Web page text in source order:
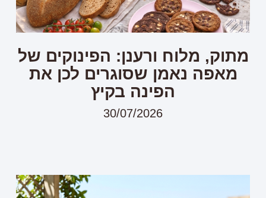
מתוק, מלוח ורענן: הפינוקים של
מאפה נאמן שסוגרים לכן את
הפינה בקיץ
30/07/2026